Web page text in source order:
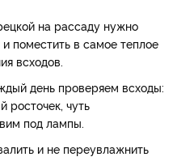
на рассаду нужно
поместить в самое теплое
всходов.
день проверяем всходы:
росточек, чуть
под лампы.
и не переувлажнить